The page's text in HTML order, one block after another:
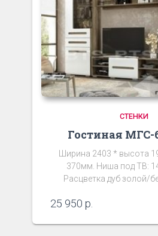
СТЕНКИ
Гостиная
Ширина 2403 * высота
370мм. Ниша под ТВ:
Расцветка дуб золой/
25 950 р.